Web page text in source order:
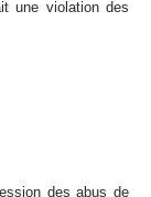
une violation des
des abus de